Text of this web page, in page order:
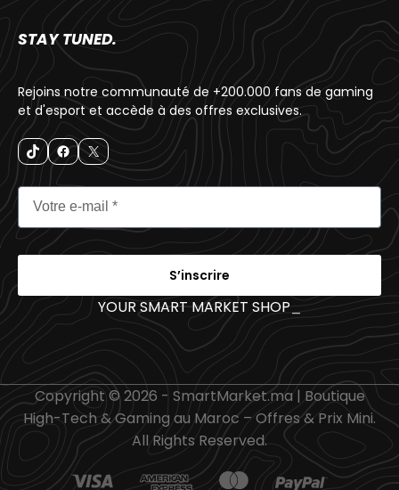
STAY TUNED.
Rejoins notre communauté de +200.000 fans de gaming
et d'esport et accède à des offres exclusives.
S’inscrire
YOUR SMART MARKET SHOP_
Copyright © 2026 - SmartMarket.ma | Boutique
High-Tech & Gaming au Maroc – Offres & Prix Mini.
All Rights Reserved.